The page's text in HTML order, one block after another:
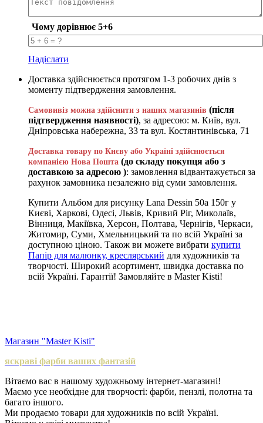
Чому дорівнює 5+6
Надіслати
Доставка здійснюється протягом 1-3 робочих днів з
моменту підтвердження замовлення.
Самовивіз можна здійснити з наших магазинів (після
підтвердження наявності), за адресою: м. Київ, вул.
Дніпровська набережна, 33 та вул. Костянтинівська, 71
Доставка товару по Києву або Україні здійснюється
компанією Нова Пошта (до складу покупця або з
доставкою за адресою ): замовлення відвантажується за
рахунок замовника незалежно від суми замовлення.
Купити Альбом для рисунку Lana Dessin 50а 150г у
Києві, Харкові, Одесі, Львів, Кривий Ріг, Миколаїв,
Вінниця, Макіївка, Херсон, Полтава, Чернігів, Черкаси,
Житомир, Суми, Хмельницький та по всій Україні за
доступною ціною. Також ви можете вибрати купити
Папір для малюнку, креслярський для художників та
творчості. Широкий асортимент, швидка доставка по
всій Україні. Гарантії! Замовляйте в Master Kisti!
Магазин "Master Kisti"
яскраві фарби ваших фантазій
Вітаємо вас в нашому художньому інтернет-магазині!
Маємо усе необхідне для творчості: фарби, пензлі, полотна та
багато іншого.
Ми продаємо товари для художників по всій Україні.